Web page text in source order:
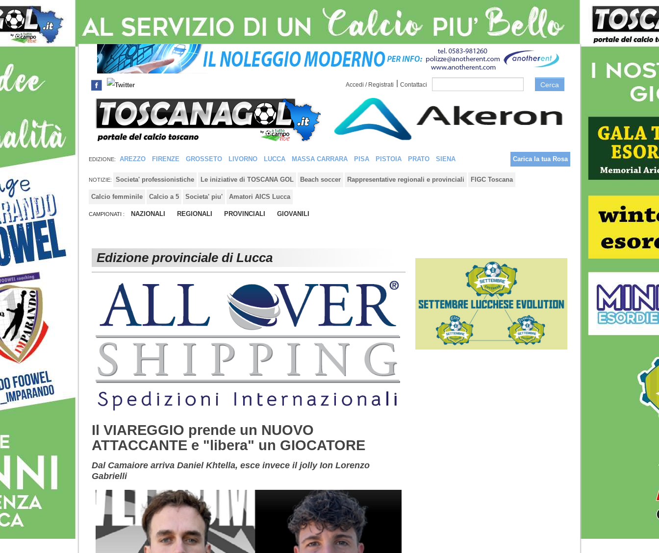
Accedi / Registrati Contattaci Cerca
EDIZIONE: AREZZO FIRENZE GROSSETO LIVORNO LUCCA MASSA CARRARA PISA PISTOIA PRATO SIENA Carica la tua Rosa
NOTIZIE: Societa' professionistiche Le iniziative di TOSCANA GOL Beach soccer Rappresentative regionali e provinciali FIGC Toscana
Calcio femminile Calcio a 5 Societa' piu' Amatori AICS Lucca
CAMPIONATI : NAZIONALI REGIONALI PROVINCIALI GIOVANILI
Edizione provinciale di Lucca
Il VIAREGGIO prende un NUOVO
ATTACCANTE e "libera" un GIOCATORE
Dal Camaiore arriva Daniel Khtella, esce invece il jolly Ion Lorenzo
Gabrielli